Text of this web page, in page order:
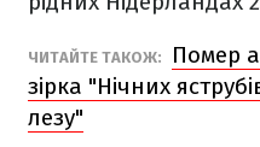
ЧИТАЙТЕ ТАКОЖ:
Помер
зірка "Нічних
лезу"